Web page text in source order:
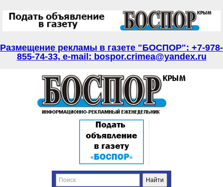
Размещение рекламы в газете "БОСПОР": +7-978-
855-74-33, e-mail: bospor.crimea@yandex.ru